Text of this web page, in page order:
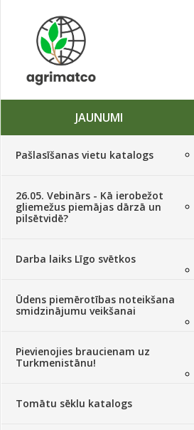
JAUNUMI
Pašlasīšanas vietu katalogs
26.05. Vebinārs - Kā ierobežot
gliemežus piemājas dārzā un
pilsētvidē?
Darba laiks Līgo svētkos
Ūdens piemērotības noteikšana
smidzinājumu veikšanai
Pievienojies braucienam uz
Turkmenistānu!
Tomātu sēklu katalogs
Traktori, tehnika, rezerves
Sēklas, sīpoli, ķiploki,
kartupeļi
Augu aizsardzība(366)
Mēslojumi(495)
Augsne, kūdra, mulča